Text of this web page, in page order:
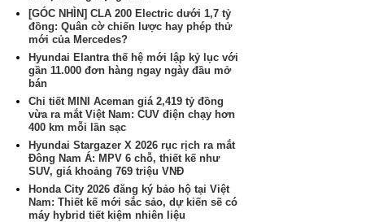
[GÓC NHÌN] CLA 200 Electric dưới 1,7 tỷ
đồng: Quân cờ chiến lược hay phép thử
mới của Mercedes?
Hyundai Elantra thế hệ mới lập kỷ lục với
gần 11.000 đơn hàng ngay ngày đầu mở
bán
Chi tiết MINI Aceman giá 2,419 tỷ đồng
vừa ra mắt Việt Nam: CUV điện chạy hơn
400 km mỗi lần sạc
Hyundai Stargazer X 2026 rục rịch ra mắt
Đông Nam Á: MPV 6 chỗ, thiết kế như
SUV, giá khoảng 769 triệu VNĐ
Honda City 2026 đăng ký bảo hộ tại Việt
Nam: Thiết kế mới sắc sảo, dự kiến sẽ có
máy hybrid tiết kiệm nhiên liệu